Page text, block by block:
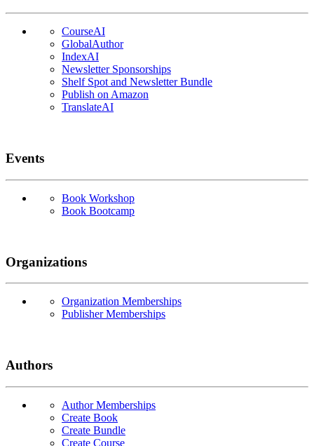
CourseAI
GlobalAuthor
IndexAI
Newsletter Sponsorships
Shelf Spot and Newsletter Bundle
Publish on Amazon
TranslateAI
Events
Book Workshop
Book Bootcamp
Organizations
Organization Memberships
Publisher Memberships
Authors
Author Memberships
Create Book
Create Bundle
Create Course